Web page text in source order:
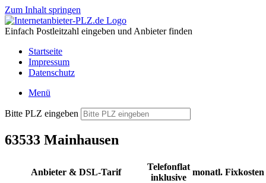
Zum Inhalt springen
Einfach Postleitzahl eingeben und Anbieter finden
Startseite
Impressum
Datenschutz
Menü
Bitte PLZ eingeben
63533 Mainhausen
Anbieter & DSL-Tarif
Telefonflat
inklusive
monatl. Fixkosten